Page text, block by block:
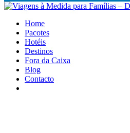
Home
Pacotes
Hotéis
Destinos
Fora da Caixa
Blog
Contacto